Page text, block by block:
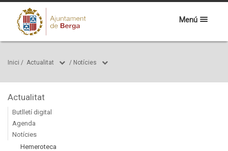
Menú
Inici / Actualitat / Notícies
Actualitat
Butlletí digital
Agenda
Notícies
Hemeroteca